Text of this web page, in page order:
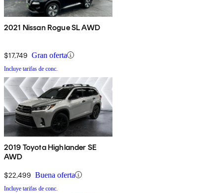
2021 Nissan Rogue SL AWD
$17,749 Gran oferta
Incluye tarifas de conc.
2019 Toyota Highlander SE
AWD
$22,499 Buena oferta
Incluye tarifas de conc.